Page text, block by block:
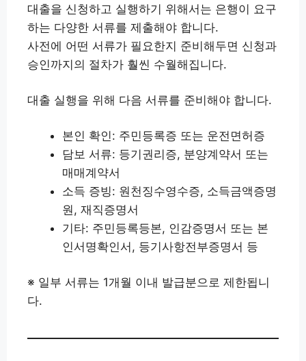
대출을 신청하고 실행하기 위해서는 은행이 요구
하는 다양한 서류를 제출해야 합니다.
사전에 어떤 서류가 필요한지 준비해두면 신청과
승인까지의 절차가 훨씬 수월해집니다.
대출 실행을 위해 다음 서류를 준비해야 합니다.
본인 확인: 주민등록증 또는 운전면허증
담보 서류: 등기권리증, 분양계약서 또는
매매계약서
소득 증빙: 원천징수영수증, 소득금액증명
원, 재직증명서
기타: 주민등록등본, 인감증명서 또는 본
인서명확인서, 등기사항전부증명서 등
※ 일부 서류는 1개월 이내 발급분으로 제한됩니
다.